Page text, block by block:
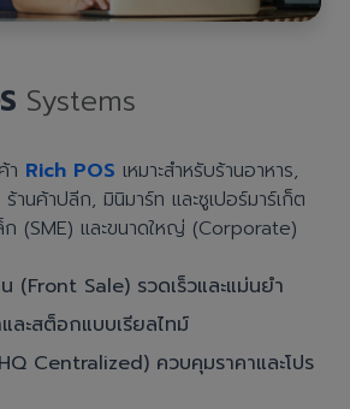
Systems
า Rich POS เหมาะสำหรับร้านอาหาร,
านค้าปลีก, มินิมาร์ท และซูเปอร์มาร์เก็ต
(SME) และขนาดใหญ่ (Corporate)
(Front Sale) รวดเร็วและแม่นยำ
ละสต็อกแบบเรียลไทม์
Centralized) ควบคุมราคาและโปร